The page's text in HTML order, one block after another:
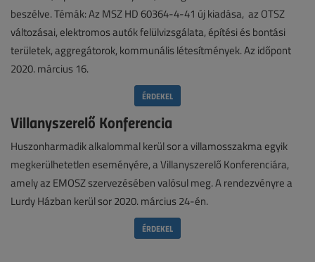
beszélve. Témák: Az MSZ HD 60364-4-41 új kiadása, az OTSZ
változásai, elektromos autók felülvizsgálata, építési és bontási
területek, aggregátorok, kommunális létesítmények. Az időpont
2020. március 16.
ÉRDEKEL
Villanyszerelő Konferencia
Huszonharmadik alkalommal kerül sor a villamosszakma egyik
megkerülhetetlen eseményére, a Villanyszerelő Konferenciára,
amely az EMOSZ szervezésében valósul meg. A rendezvényre a
Lurdy Házban kerül sor 2020. március 24-én.
ÉRDEKEL